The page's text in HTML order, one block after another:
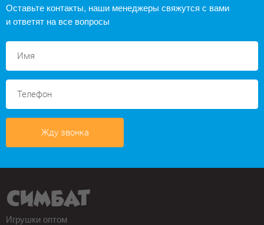
Оставьте контакты, наши менеджеры свяжутся с вами
и ответят на все вопросы
Жду звонка
Игрушки оптом